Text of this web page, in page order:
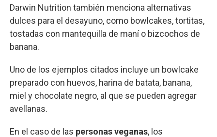
Darwin Nutrition también menciona alternativas
dulces para el desayuno, como bowlcakes, tortitas,
tostadas con mantequilla de maní o bizcochos de
banana.
Uno de los ejemplos citados incluye un bowlcake
preparado con huevos, harina de batata, banana,
miel y chocolate negro, al que se pueden agregar
avellanas.
En el caso de las personas veganas, los